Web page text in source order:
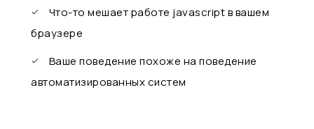
Что-то мешает работе javascript в вашем
браузере
Ваше поведение похоже на поведение
автоматизированных систем